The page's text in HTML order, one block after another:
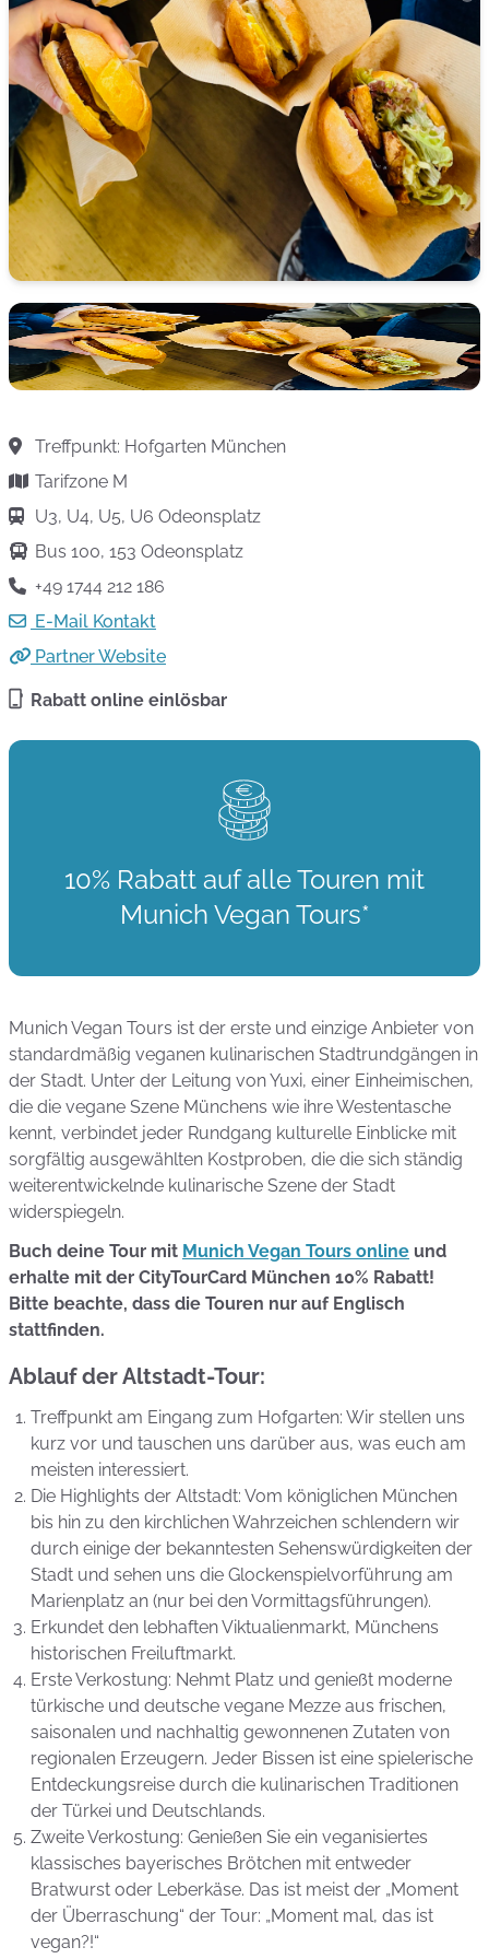
Treffpunkt: Hofgarten München
Tarifzone M
U3, U4, U5, U6 Odeonsplatz
Bus 100, 153 Odeonsplatz
+49 1744 212 186
E-Mail Kontakt
Partner Website
Rabatt online einlösbar
10% Rabatt auf alle Touren mit
Munich Vegan Tours*
Munich Vegan Tours ist der erste und einzige Anbieter von
standardmäßig veganen kulinarischen Stadtrundgängen in
der Stadt. Unter der Leitung von Yuxi, einer Einheimischen,
die die vegane Szene Münchens wie ihre Westentasche
kennt, verbindet jeder Rundgang kulturelle Einblicke mit
sorgfältig ausgewählten Kostproben, die die sich ständig
weiterentwickelnde kulinarische Szene der Stadt
widerspiegeln.
Buch deine Tour mit Munich Vegan Tours online und
erhalte mit der CityTourCard München 10% Rabatt!
Bitte beachte, dass die Touren nur auf Englisch
stattfinden.
Ablauf der Altstadt-Tour:
Treffpunkt am Eingang zum Hofgarten: Wir stellen uns
kurz vor und tauschen uns darüber aus, was euch am
meisten interessiert.
Die Highlights der Altstadt: Vom königlichen München
bis hin zu den kirchlichen Wahrzeichen schlendern wir
durch einige der bekanntesten Sehenswürdigkeiten der
Stadt und sehen uns die Glockenspielvorführung am
Marienplatz an (nur bei den Vormittagsführungen).
Erkundet den lebhaften Viktualienmarkt, Münchens
historischen Freiluftmarkt.
Erste Verkostung: Nehmt Platz und genießt moderne
türkische und deutsche vegane Mezze aus frischen,
saisonalen und nachhaltig gewonnenen Zutaten von
regionalen Erzeugern. Jeder Bissen ist eine spielerische
Entdeckungsreise durch die kulinarischen Traditionen
der Türkei und Deutschlands.
Zweite Verkostung: Genießen Sie ein veganisiertes
klassisches bayerisches Brötchen mit entweder
Bratwurst oder Leberkäse. Das ist meist der „Moment
der Überraschung“ der Tour: „Moment mal, das ist
vegan?!“